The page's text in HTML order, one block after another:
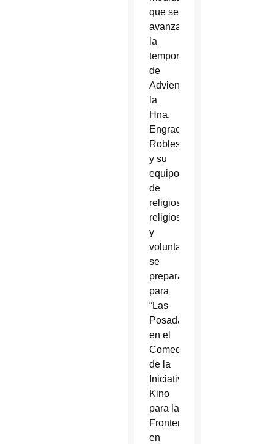
que se
avanza
la
temporada
de
Adviento,
la
Hna.
Engracia
Robles
y su
equipo
de
religiosos,
religiosas
y
voluntarios
se
preparan
para
“Las
Posadas”
en el
Comedor
de la
Iniciativa
Kino
para la
Frontera
en